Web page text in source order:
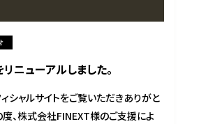
ニューアルしました。
シャルサイトをご覧いただきありがと
度、株式会社FINEXT様のご支援によ